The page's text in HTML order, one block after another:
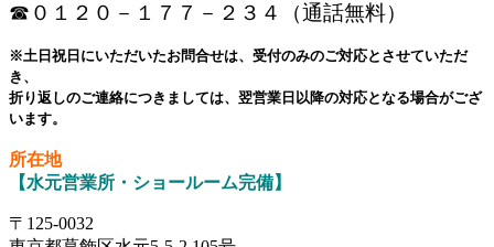
☎０１２０－１７７－２３４（通話無料）
※土日祝日にいただいたお問合せは、受付のみのご対応とさせていただ
き、
折り返しのご連絡につきましては、翌営業日以降の対応となる場合がござ
います。
所在地
【水元営業所・ショールーム完備】
〒125-0032